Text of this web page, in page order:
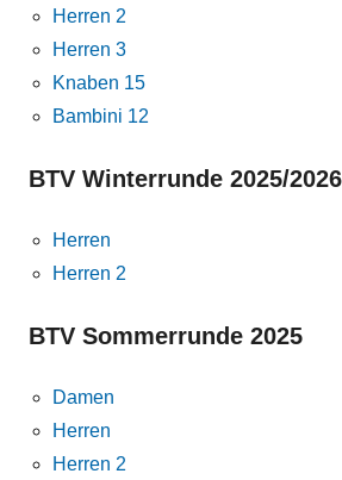
Herren 2
Herren 3
Knaben 15
Bambini 12
BTV Winterrunde 2025/2026
Herren
Herren 2
BTV Sommerrunde 2025
Damen
Herren
Herren 2